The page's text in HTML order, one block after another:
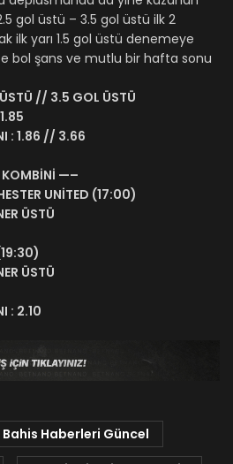
gol üstü – 3.5 gol üstü ilk 2
ilk yarı 1.5 gol üstü denemeye
bol şans ve mutlu bir hafta sonu
// 3.5 GOL ÜSTÜ
: 1.86 // 3.66
KOMBİNİ —–
UNİTED (17:00)
ÜSTÜ
ÜSTÜ
: 2.10
Bahis Haberleri Güncel